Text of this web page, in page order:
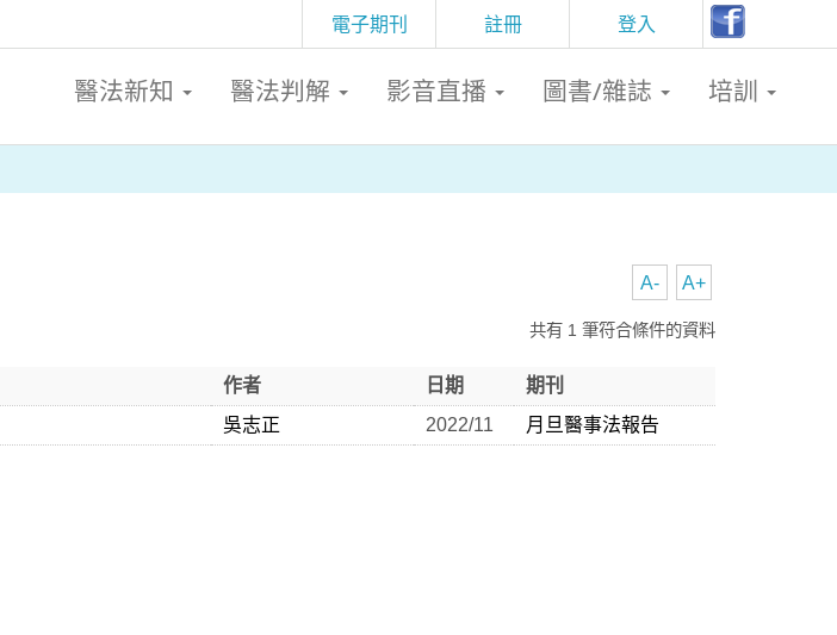
註冊 登入
電子期刊
醫法新知 醫法判解 影音直播 圖書/雜誌 培訓
A+
A-
共有 1 筆符合條件的資料
作者 日期
期刊
吳志正 2022/11 月旦醫事法報告